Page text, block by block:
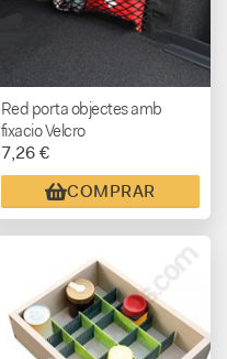
Red porta objectes amb
fixacio Velcro
7,26 €
COMPRAR